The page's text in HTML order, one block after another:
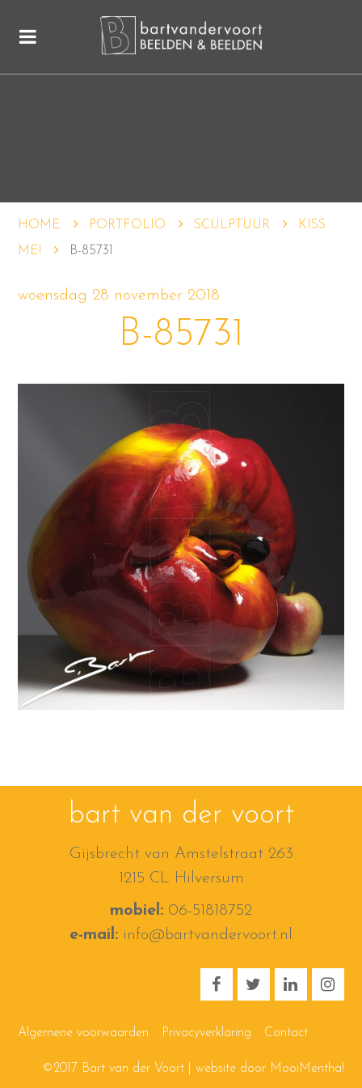
HOME PORTFOLIO SCULPTUUR
KISS
ME!
B-85731
woensdag 28 november 2018
B-85731
bart van der voort
Gijsbrecht van Amstelstraat 263
1215 CL Hilversum
mobiel: 06-51818752
e-mail: info@bartvandervoort.nl
Algemene voorwaarden Privacyverklaring Contact
©2017 Bart van der Voort | website door MooiMentha!